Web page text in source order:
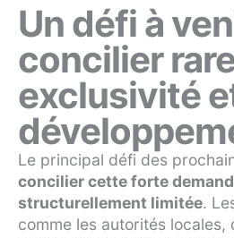
Un défi à
concilier
exclusivité
Le principal défi des
concilier cette forte
structurellement limitée.
comme les autorités